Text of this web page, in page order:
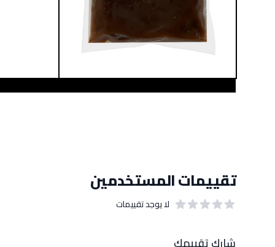
تقييمات المستخدمين
لا يوجد تقييمات